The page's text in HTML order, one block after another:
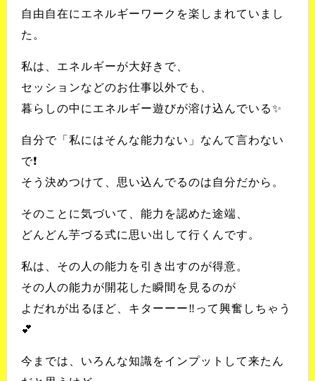
自由自在にエネルギーワークを楽しまれていまし
た。
私は、エネルギーが大好きで、
セッションなどのお仕事以外でも、
暮らしの中にエネルギー遊びが溶け込んでいる✨
自分で「私にはそんな能力ない」なんて言わない
で❗️
そう決めつけて、思い込んでるのは自分だから。
そのことに気づいて、能力を認めた途端、
どんどん芋づる式に思い出して行くんです。
私は、その人の能力を引き出すのが得意。
その人の能力が開花した瞬間を見るのが
よだれが出るほど、キターーー‼️って興奮しちゃう
💕
今までは、いろんな知識をインプットして来たん